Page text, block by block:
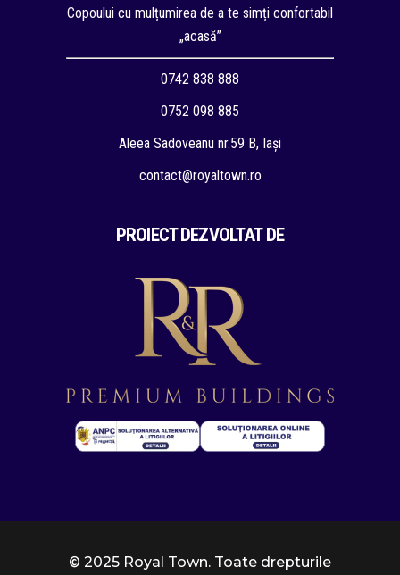
Copoului cu mulțumirea de a te simți confortabil
„acasă”
0742 838 888
0752 098 885
Aleea Sadoveanu nr.59 B, Iași
contact@royaltown.ro
PROIECT DEZVOLTAT DE
© 2025 Royal Town. Toate drepturile